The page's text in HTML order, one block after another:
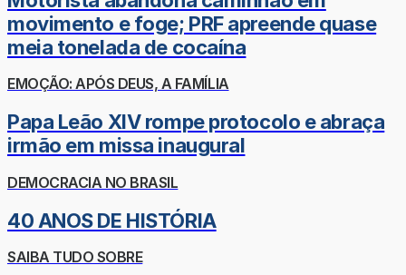
movimento e foge; PRF apreende quase
meia tonelada de cocaína
EMOÇÃO: APÓS DEUS, A FAMÍLIA
Papa Leão XIV rompe protocolo e abraça
irmão em missa inaugural
DEMOCRACIA NO BRASIL
40 ANOS DE HISTÓRIA
SAIBA TUDO SOBRE